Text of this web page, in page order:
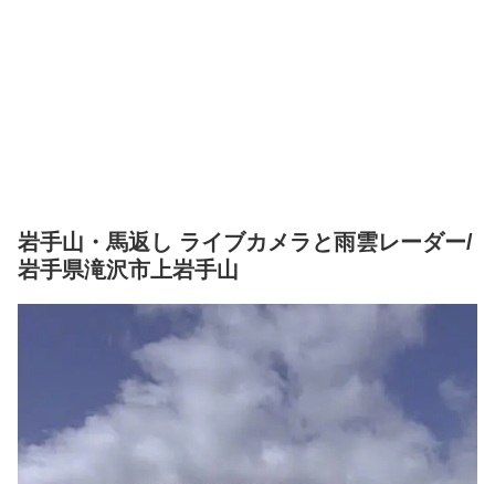
岩手山・馬返し ライブカメラと雨雲レーダー/
岩手県滝沢市上岩手山